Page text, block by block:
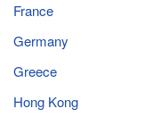
France
Germany
Greece
Hong Kong